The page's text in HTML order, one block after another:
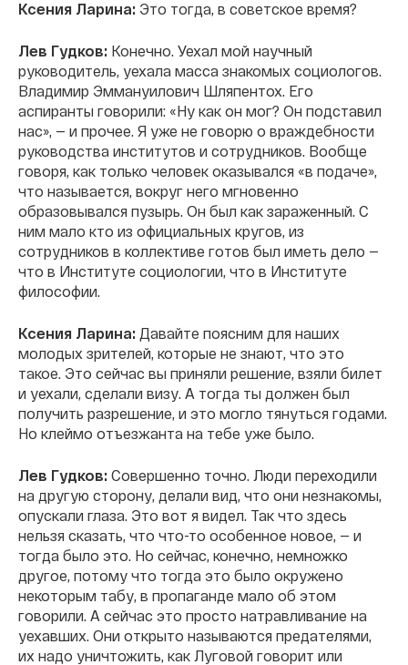
Ксения Ларина: Это тогда, в советское время?
Лев Гудков: Конечно. Уехал мой научный
руководитель, уехала масса знакомых социологов.
Владимир Эммануилович Шляпентох. Его
аспиранты говорили: «Ну как он мог? Он подставил
нас», — и прочее. Я уже не говорю о враждебности
руководства институтов и сотрудников. Вообще
говоря, как только человек оказывался «в подаче»,
что называется, вокруг него мгновенно
образовывался пузырь. Он был как зараженный. С
ним мало кто из официальных кругов, из
сотрудников в коллективе готов был иметь дело —
что в Институте социологии, что в Институте
философии.
Ксения Ларина: Давайте поясним для наших
молодых зрителей, которые не знают, что это
такое. Это сейчас вы приняли решение, взяли билет
и уехали, сделали визу. А тогда ты должен был
получить разрешение, и это могло тянуться годами.
Но клеймо отъезжанта на тебе уже было.
Лев Гудков: Совершенно точно. Люди переходили
на другую сторону, делали вид, что они незнакомы,
опускали глаза. Это вот я видел. Так что здесь
нельзя сказать, что что-то особенное новое, — и
тогда было это. Но сейчас, конечно, немножко
другое, потому что тогда это было окружено
некоторым табу, в пропаганде мало об этом
говорили. А сейчас это просто натравливание на
уехавших. Они открыто называются предателями,
их надо уничтожить, как Луговой говорит или